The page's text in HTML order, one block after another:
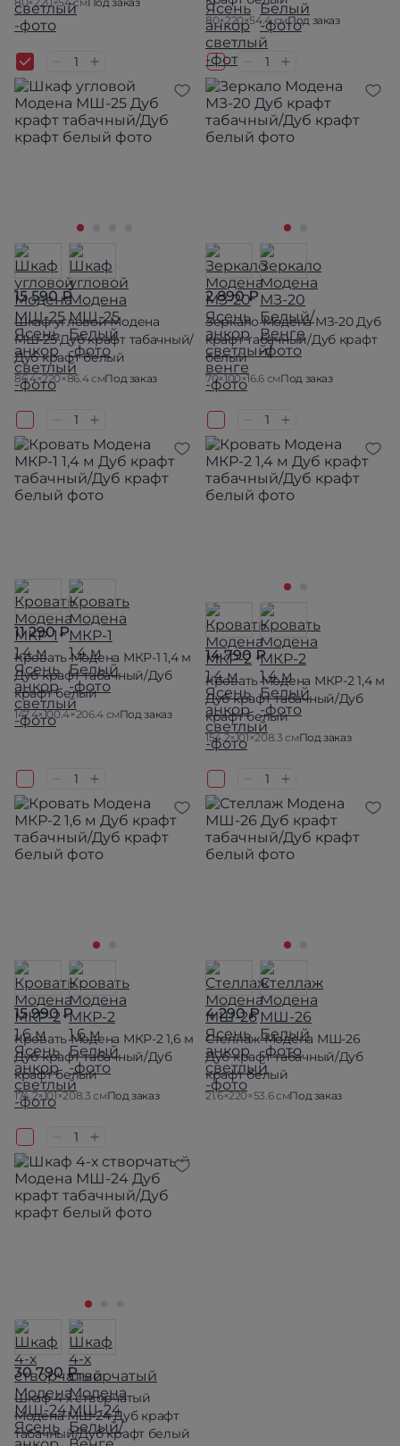
80×220×54.4 смПод заказ
15 590 ₽
Шкаф угловой Модена
МШ-25 Дуб крафт табачный/
Дуб крафт белый
86.4×220×86.4 смПод заказ
2 890 ₽
Зеркало Модена МЗ-20 Дуб
крафт табачный/Дуб крафт
белый
70×100×16.6 смПод заказ
11 290 ₽
Кровать Модена МКР-1 1,4 м
Дуб крафт табачный/Дуб
крафт белый
147.4×100.4×206.4 смПод заказ
14 790 ₽
Кровать Модена МКР-2 1,4 м
Дуб крафт табачный/Дуб
крафт белый
154.2×101×208.3 смПод заказ
15 990 ₽
Кровать Модена МКР-2 1,6 м
Дуб крафт табачный/Дуб
крафт белый
174.2×101×208.3 смПод заказ
4 290 ₽
Стеллаж Модена МШ-26
Дуб крафт табачный/Дуб
крафт белый
21.6×220×53.6 смПод заказ
30 790 ₽
Шкаф 4-х створчатый
Модена МШ-24 Дуб крафт
табачный/Дуб крафт белый